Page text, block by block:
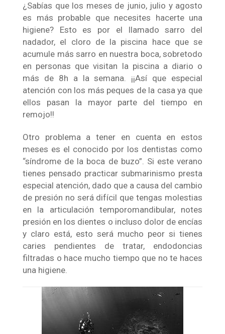
¿Sabías que los meses de junio, julio y agosto
es más probable que necesites hacerte una
higiene? Esto es por el llamado sarro del
nadador, el cloro de la piscina hace que se
acumule más sarro en nuestra boca, sobretodo
en personas que visitan la piscina a diario o
más de 8h a la semana. ¡¡Así que especial
atención con los más peques de la casa ya que
ellos pasan la mayor parte del tiempo en
remojo!!
Otro problema a tener en cuenta en estos
meses es el conocido por los dentistas como
“síndrome de la boca de buzo”. Si este verano
tienes pensado practicar submarinismo presta
especial atención, dado que a causa del cambio
de presión no será difícil que tengas molestias
en la articulación temporomandibular, notes
presión en los dientes o incluso dolor de encías
y claro está, esto será mucho peor si tienes
caries pendientes de tratar, endodoncias
filtradas o hace mucho tiempo que no te haces
una higiene.